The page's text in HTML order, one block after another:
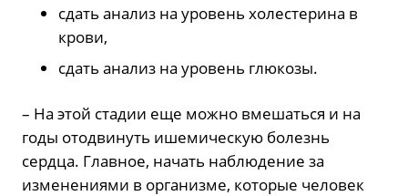
сдать анализ на уровень холестерина в
крови,
сдать анализ на уровень глюкозы.
– На этой стадии еще можно вмешаться и на
годы отодвинуть ишемическую болезнь
сердца. Главное, начать наблюдение за
изменениями в организме, которые человек